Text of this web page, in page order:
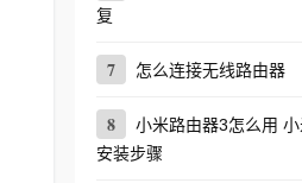
复
7 怎么连接无线路由器
8
小米路由器3怎么用
安装步骤